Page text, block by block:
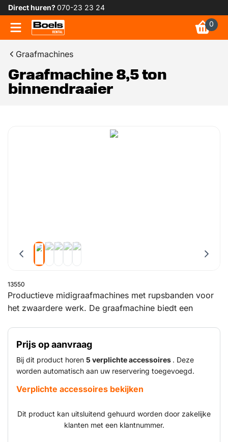
Direct huren?070-23 23 24
0
Graafmachines
Graafmachine 8,5 ton
binnendraaier
13550
Productieve midigraafmachines met rupsbanden voor
het zwaardere werk. De graafmachine biedt een
afgestemd en bieden een optimale
graafuiteindegeometrie. Dit maakt het werken en laden
in kleine ruimtes makkelijker. De motoren passen zich
met automatische kickdown direct aan wijzigingen in
de terreinomstandigheden aan.
Prijs op aanvraag
Bij dit product horen 5 verplichte accessoires . Deze
worden automatisch aan uw reservering toegevoegd.
Verplichte accessoires bekijken
Dit product kan uitsluitend gehuurd worden door zakelijke
klanten met een klantnummer.